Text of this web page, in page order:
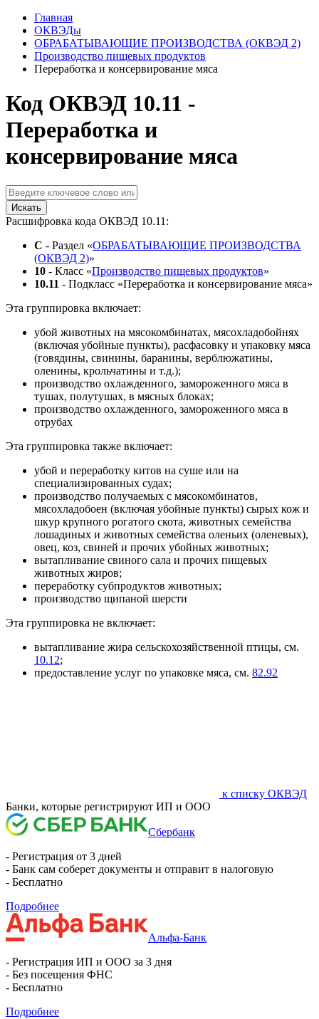
Главная
ОКВЭДы
ОБРАБАТЫВАЮЩИЕ ПРОИЗВОДСТВА (ОКВЭД 2)
Производство пищевых продуктов
Переработка и консервирование мяса
Код ОКВЭД 10.11 -
Переработка и
консервирование мяса
Искать
Расшифровка кода ОКВЭД 10.11:
C - Раздел «ОБРАБАТЫВАЮЩИЕ ПРОИЗВОДСТВА
(ОКВЭД 2)»
10 - Класс «Производство пищевых продуктов»
10.11 - Подкласс «Переработка и консервирование мяса»
Эта группировка включает:
убой животных на мясокомбинатах, мясохладобойнях
(включая убойные пункты), расфасовку и упаковку мяса
(говядины, свинины, баранины, верблюжатины,
оленины, крольчатины и т.д.);
производство охлажденного, замороженного мяса в
тушах, полутушах, в мясных блоках;
производство охлажденного, замороженного мяса в
отрубах
Эта группировка также включает:
убой и переработку китов на суше или на
специализированных судах;
производство получаемых с мясокомбинатов,
мясохладобоен (включая убойные пункты) сырых кож и
шкур крупного рогатого скота, животных семейства
лошадиных и животных семейства оленьих (оленевых),
овец, коз, свиней и прочих убойных животных;
вытапливание свиного сала и прочих пищевых
животных жиров;
переработку субпродуктов животных;
производство щипаной шерсти
Эта группировка не включает:
вытапливание жира сельскохозяйственной птицы, см.
10.12;
предоставление услуг по упаковке мяса, см. 82.92
к списку ОКВЭД
Банки, которые регистрируют ИП и ООО
Сбербанк
- Регистрация от 3 дней
- Банк сам соберет документы и отправит в налоговую
- Бесплатно
Подробнее
Альфа-Банк
- Регистрация ИП и ООО за 3 дня
- Без посещения ФНС
- Бесплатно
Подробнее